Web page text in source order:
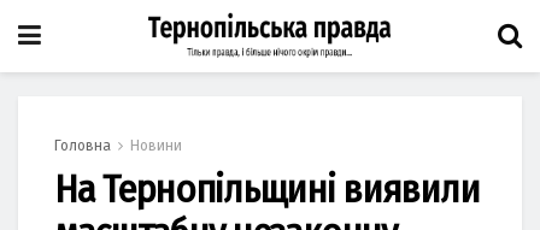
Головна Новини
На Тернопільщині виявили